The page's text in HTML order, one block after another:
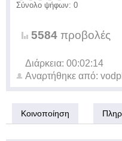
Σύνολο ψήφων: 0
5584 προβολές
Διάρκεια: 00:02:14
Αναρτήθηκε από:
Κοινοποίηση